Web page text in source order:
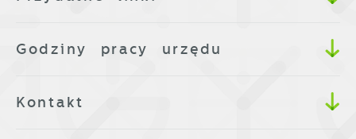
Godziny pracy urzędu
Kontakt
postaci wiadomości, ofert, komunikatów